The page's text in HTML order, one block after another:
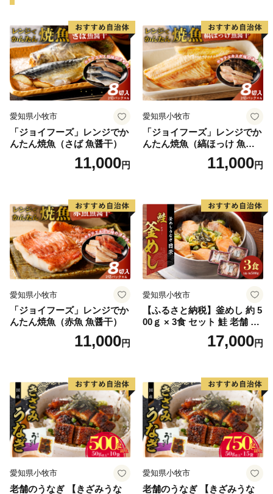
愛知県小牧市
「ジョイフーズ」レンジでか
んたん焼魚（さば 魚醤干）
11,000円
愛知県小牧市
「ジョイフーズ」レンジでか
んたん焼魚（縞ほっけ 魚醤
11,000円
愛知県小牧市
「ジョイフーズ」レンジでか
んたん焼魚（赤魚 魚醤干）
11,000円
愛知県小牧市
【ふるさと納税】釜めし 約 5
00ｇ × 3食 セット 鮭 老舗 急
速冷凍 レンチン 時短 簡単調
理 食品 加工品 海鮮 手作り
り寄せグルメ 愛知県 小牧市
送料無料
17,000円
愛知県小牧市
老舗のうなぎ 【きざみうな
愛知県小牧市
老舗のうなぎ 【きざみうな